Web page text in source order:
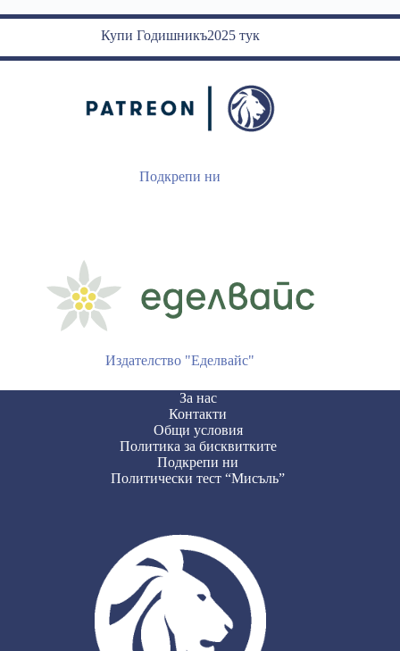
Купи Годишникъ2025 тук
Подкрепи ни
Издателство "Еделвайс"
За нас
Контакти
Общи условия
Политика за бисквитките
Подкрепи ни
Политически тест “Мисъль”